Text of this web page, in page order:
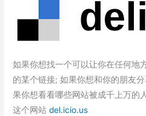
如果你想找一个可以让你在任何地
的某个链接; 如果你想和你的朋友
果你想看看哪些网站被成千上万的
这个网站del.icio.us